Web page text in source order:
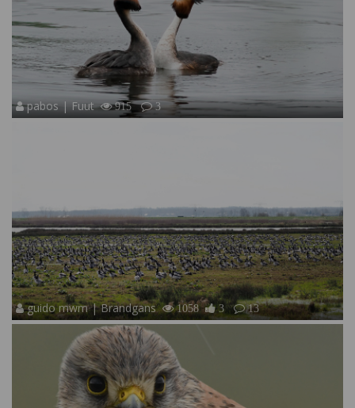
pabos | Fuut 915 3
guido mwm | Brandgans 1058 3 13